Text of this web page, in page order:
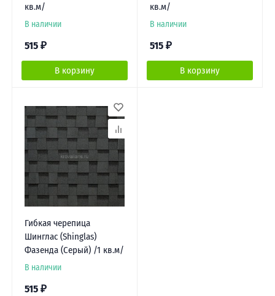
кв.м/
В наличии
515 ₽
В корзину
кв.м/
В наличии
515 ₽
В корзину
Гибкая черепица
Шинглас (Shinglas)
Фазенда (Серый) /1 кв.м/
В наличии
515 ₽